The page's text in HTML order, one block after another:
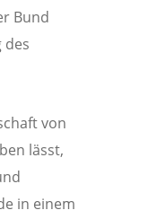
Bund
des
von
lässt,
in einem